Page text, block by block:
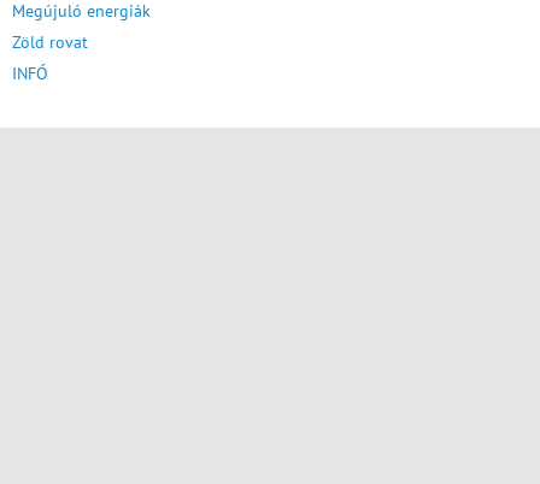
Megújuló energiák
Zöld rovat
INFÓ